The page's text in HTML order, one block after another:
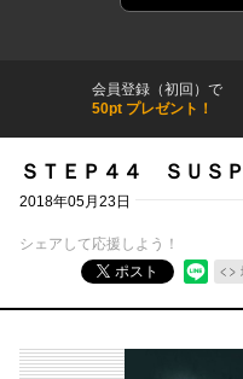
会員登録（初回）で
50pt プレゼント！
ＳＴＥＰ４４ ＳＵＳ
2018年05月23日
シェアして応援しよう！
ポスト